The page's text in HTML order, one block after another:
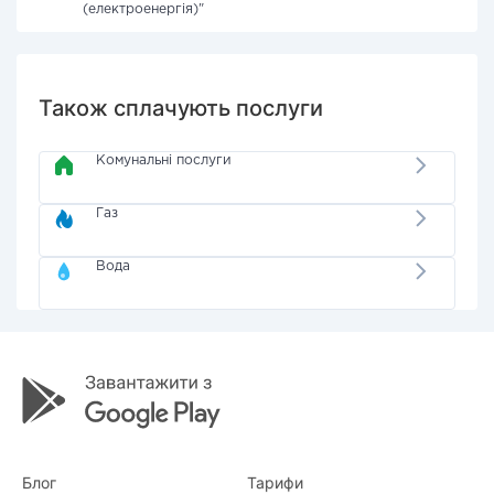
(електроенергія)"
Також сплачують послуги
Комунальні послуги
Газ
Вода
Блог Тарифи